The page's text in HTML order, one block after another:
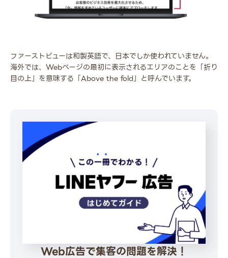
ファーストビューは和製英語で、日本でしか使われていません。
海外では、Webページの最初に表示されるエリアのことを「折り
目の上」を意味する「Above the fold」と呼んでいます。
Web広告で集客の問題を解決！